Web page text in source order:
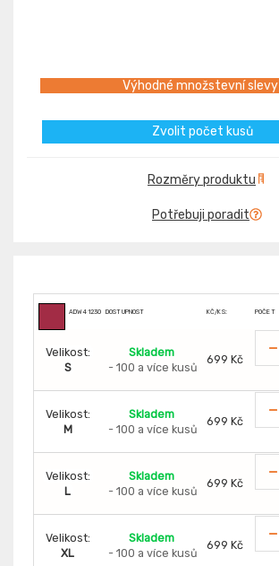
Výhodné množstevní slevy
Zvolit počet kusů
Rozměry produktu
Potřebuji poradit
ADW412300 DOSTUPNOST KČ/KS: POČET
Velikost:
S
Skladem
- 100 a více kusů
699 Kč -
Velikost:
M
Skladem
- 100 a více kusů
699 Kč -
Velikost:
L
Skladem
- 100 a více kusů
699 Kč -
Velikost:
XL
Skladem
- 100 a více kusů
699 Kč -